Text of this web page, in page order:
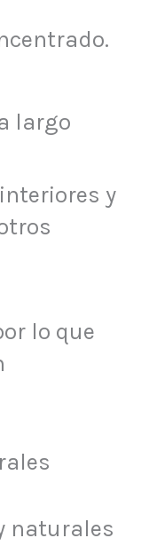
largo
y
lo que
naturales